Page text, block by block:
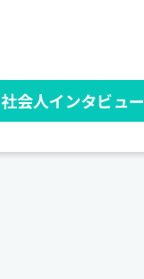
社会人インタビュー